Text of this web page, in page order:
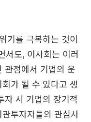
기를 극복하는 것이
서도, 이사회는 이러
관점에서 기업의 운
가 될 수 있다고 생
자 시 기업의 장기적
투자자들의 관심사